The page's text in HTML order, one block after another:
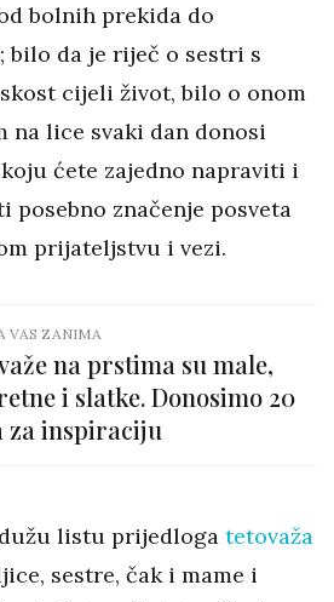
bolnih prekida do
bilo da je riječ o sestri s
cijeli život, bilo o onom
na lice svaki dan donosi
ćete zajedno napraviti i
posebno značenje posveta
prijateljstvu i vezi.
VAS ZANIMA
na prstima su male,
i slatke. Donosimo 20
za inspiraciju
listu prijedloga tetovaža
sestre, čak i mame i